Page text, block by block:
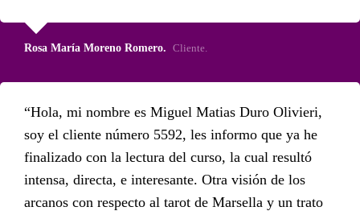
Rosa María Moreno Romero. Cliente.
Hola, mi nombre es Miguel Matias Duro Olivieri,
soy el cliente número 5592, les informo que ya he
finalizado con la lectura del curso, la cual resultó
intensa, directa, e interesante. Otra visión de los
arcanos con respecto al tarot de Marsella y un trato